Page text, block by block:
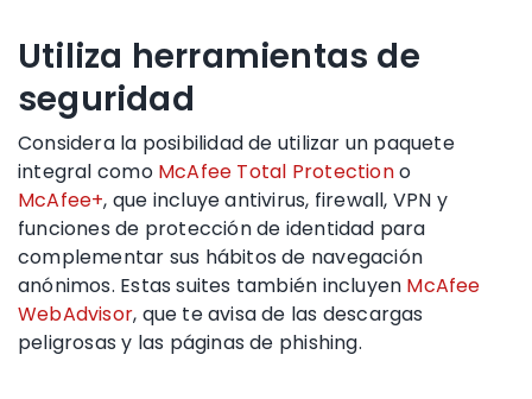
Utiliza herramientas de
seguridad
Considera la posibilidad de utilizar un paquete
integral comoMcAfee Total Protectiono
McAfee+, que incluye antivirus, firewall, VPN y
funciones de protección de identidad para
complementar sus hábitos de navegación
anónimos. Estas suites también incluyen McAfee
WebAdvisor, que te avisa de las descargas
peligrosas y las páginas de phishing.